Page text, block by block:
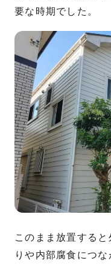
要な時期でした。
このまま放置する
りや内部腐食につな